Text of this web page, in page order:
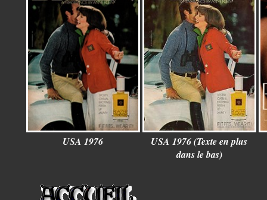
USA 1976
USA 1976 (Texte en plus
dans le bas)